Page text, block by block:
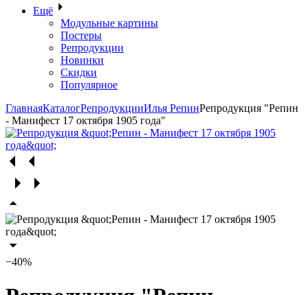
Ещё
Модульные картины
Постеры
Репродукции
Новинки
Скидки
Популярное
ГлавнаяКаталогРепродукцииИлья РепинРепродукция "Репин
- Манифест 17 октября 1905 года"
−40%